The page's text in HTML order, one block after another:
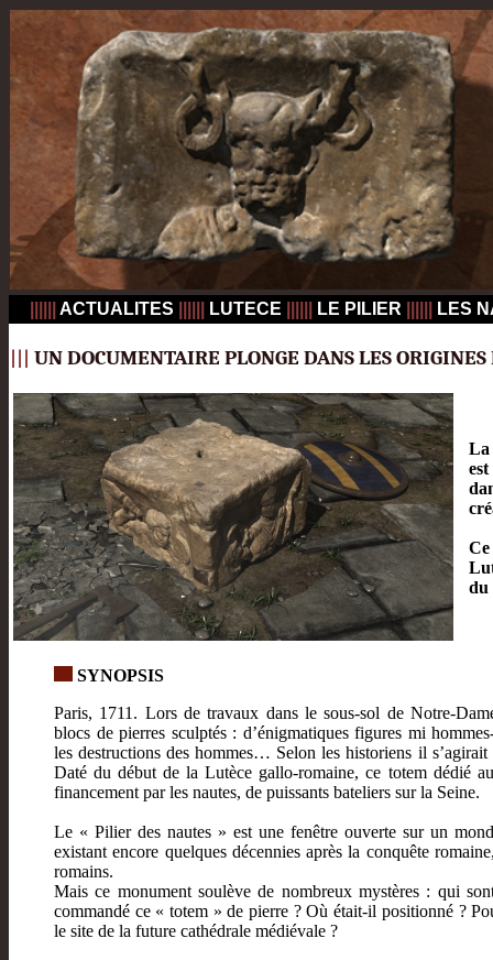
ACTUALITES LUTECE LE PILIER LES
||| UN DOCUMENTAIRE PLONGE DANS LES ORIGINES
La
Ce
du
SYNOPSIS
Paris, 1711. Lors de travaux dans le sous-sol de Notre-
blocs de pierres sculptés : d’énigmatiques figures mi
les destructions des hommes… Selon les historiens il
Daté du début de la Lutèce gallo-romaine, ce totem dédié
financement par les nautes, de puissants bateliers sur la Seine.
Le « Pilier des nautes » est une fenêtre ouverte sur un
existant encore quelques décennies après la conquête
romains.
Mais ce monument soulève de nombreux mystères : qui
commandé ce « totem » de pierre ? Où était-il positionné ?
le site de la future cathédrale médiévale ?